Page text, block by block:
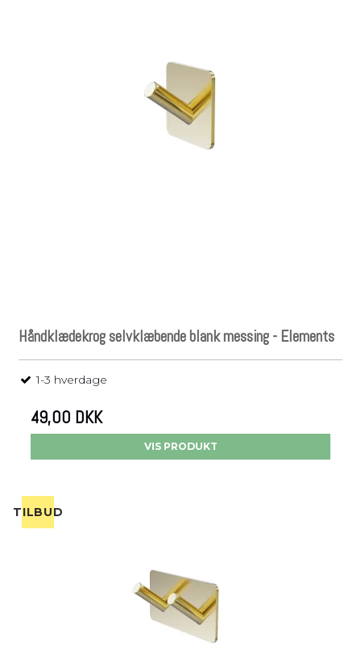
Håndklædekrog selvklæbende blank messing - Elements
1-3 hverdage
49,00 DKK
VIS PRODUKT
TILBUD